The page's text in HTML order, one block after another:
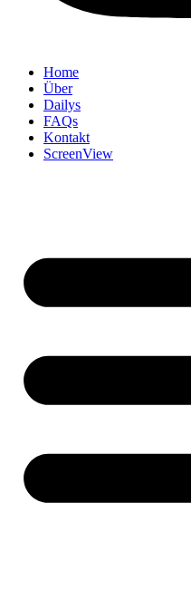
Home
Über
Dailys
FAQs
Kontakt
ScreenView